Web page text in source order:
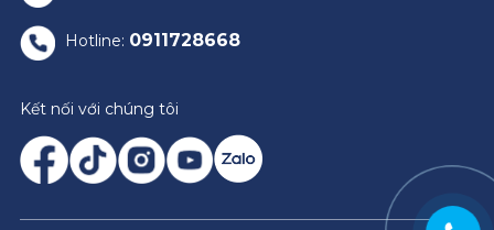
Hotline: 0911728668
Kết nối với chúng tôi